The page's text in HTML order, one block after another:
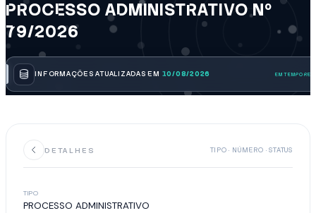
PROCESSO ADMINISTRATIVO Nº
79/2026
INFORMAÇÕES ATUALIZADAS EM 10/08/2026
DETALHES TIPO · NÚMERO · STATUS
TIPO
PROCESSO ADMINISTRATIVO